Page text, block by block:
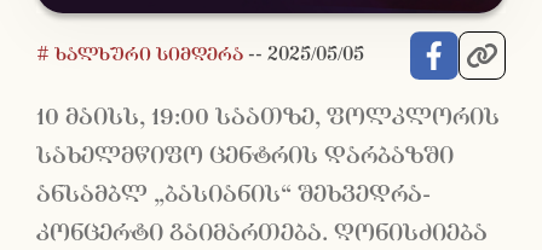
# ხალხური სიმღერა -- 2025/05/05
10 მაისს, 19:00 საათზე, ფოლკლორის
სახელმწიფო ცენტრის დარბაზში
ანსამბლ „ბასიანის“ შეხვედრა-
კონცერტი გაიმართება. ღონისძიება